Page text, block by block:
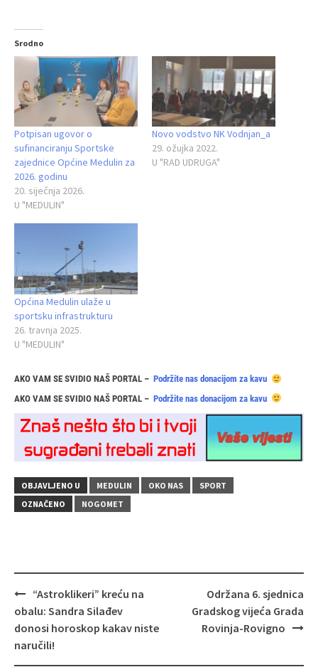
Srodno
Potpisan ugovor o
sufinanciranju Sportske
zajednice Općine Medulin za
2026. godinu
20. siječnja 2026.
U "MEDULIN"
Novo vodstvo NK Vodnjan_a
29. ožujka 2022.
U "RAD UDRUGA"
Općina Medulin ulaže u
sportsku infrastrukturu
26. travnja 2025.
U "MEDULIN"
AKO VAM SE SVIDIO NAŠ PORTAL – Podržite nas donacijom za kavu
AKO VAM SE SVIDIO NAŠ PORTAL – Podržite nas donacijom za kavu
OBJAVLJENO U MEDULIN OKO NAS
SPORT
OZNAČENO
NOGOMET
Navigacija
objava
“Astroklikeri” kreću na
obalu: Sandra Silađev
donosi horoskop kakav niste
naručili!
Održana 6. sjednica
Gradskog vijeća Grada
Rovinja-Rovigno